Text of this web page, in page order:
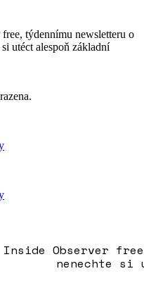
týdennímu newsletteru o
utéct alespoň základní
Observer
nenechte si